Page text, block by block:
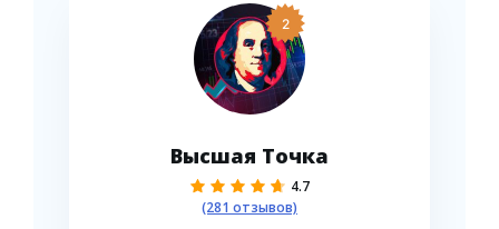
2
Высшая Точка
4.7
(281 отзывов)